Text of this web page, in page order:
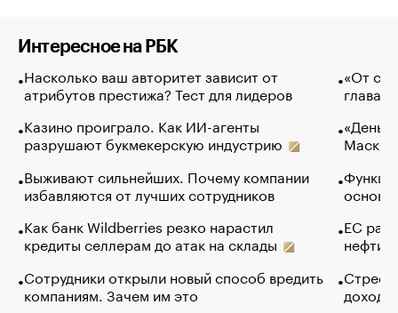
Интересное на РБК
Насколько ваш авторитет зависит от
атрибутов престижа? Тест для лидеров
Казино проиграло. Как ИИ-агенты
разрушают букмекерскую индустрию
Выживают сильнейших. Почему компании
избавляются от лучших сотрудников
Как банк Wildberries резко нарастил
кредиты селлерам до атак на склады
Сотрудники открыли новый способ вредить
компаниям. Зачем им это
«От
глава
Маск в
основ
ЕС
нефти